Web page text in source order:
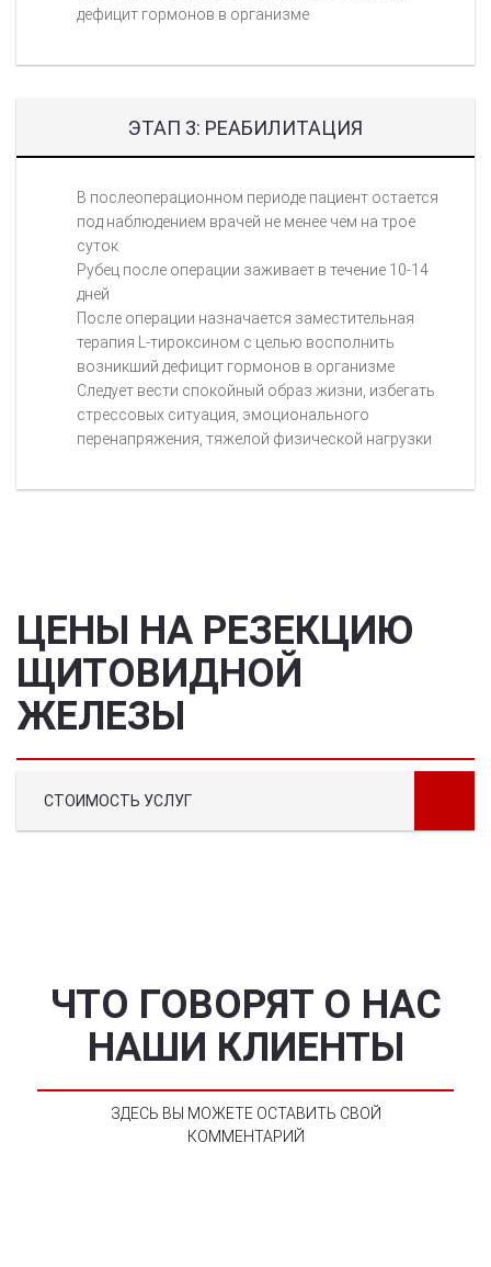
дефицит гормонов в организме
ЭТАП 3: РЕАБИЛИТАЦИЯ
В послеоперационном периоде пациент остается
под наблюдением врачей не менее чем на трое
суток
Рубец после операции заживает в течение 10-14
дней
После операции назначается заместительная
терапия L-тироксином с целью восполнить
возникший дефицит гормонов в организме
Следует вести спокойный образ жизни, избегать
стрессовых ситуация, эмоционального
перенапряжения, тяжелой физической нагрузки
ЦЕНЫ НА РЕЗЕКЦИЮ
ЩИТОВИДНОЙ
ЖЕЛЕЗЫ
СТОИМОСТЬ УСЛУГ
ЧТО ГОВОРЯТ О НАС
НАШИ КЛИЕНТЫ
ЗДЕСЬ ВЫ МОЖЕТЕ ОСТАВИТЬ СВОЙ
КОММЕНТАРИЙ